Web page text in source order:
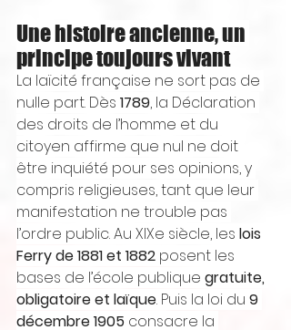
Une histoire ancienne, un
principe toujours vivant
La laïcité française ne sort pas de
nulle part. Dès 1789, la Déclaration
des droits de l’homme et du
citoyen affirme que nul ne doit
être inquiété pour ses opinions, y
compris religieuses, tant que leur
manifestation ne trouble pas
l’ordre public. Au XIXe siècle, les lois
Ferry de 1881 et 1882 posent les
bases de l’école publique gratuite,
obligatoire et laïque. Puis la loi du 9
décembre 1905 consacre la